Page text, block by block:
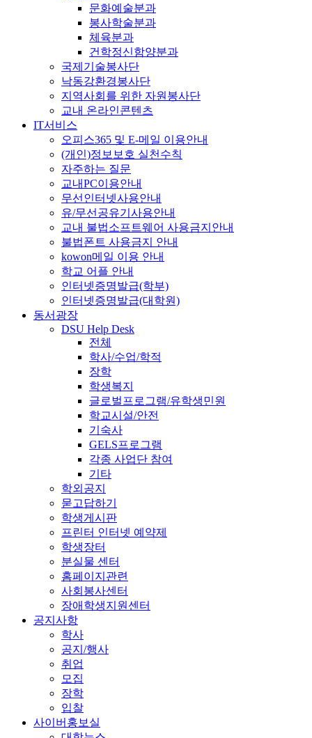
문화예술분과
봉사학술분과
체육분과
건학정신함양분과
국제기술봉사단
낙동강환경봉사단
지역사회를 위한 자원봉사단
교내 온라인콘텐츠
IT서비스
오피스365 및 E-메일 이용안내
(개인)정보보호 실천수칙
자주하는 질문
교내PC이용안내
무선인터넷사용안내
유/무선공유기사용안내
교내 불법소프트웨어 사용금지안내
불법폰트 사용금지 안내
kowon메일 이용 안내
학교 어플 안내
인터넷증명발급(학부)
인터넷증명발급(대학원)
동서광장
DSU Help Desk
전체
학사/수업/학적
장학
학생복지
글로벌프로그램/유학생민원
학교시설/안전
기숙사
GELS프로그램
각종 사업단 참여
기타
학외공지
묻고답하기
학생게시판
프린터 인터넷 예약제
학생장터
분실물 센터
홈페이지관련
사회봉사센터
장애학생지원센터
공지사항
학사
공지/행사
취업
모집
장학
입찰
사이버홍보실